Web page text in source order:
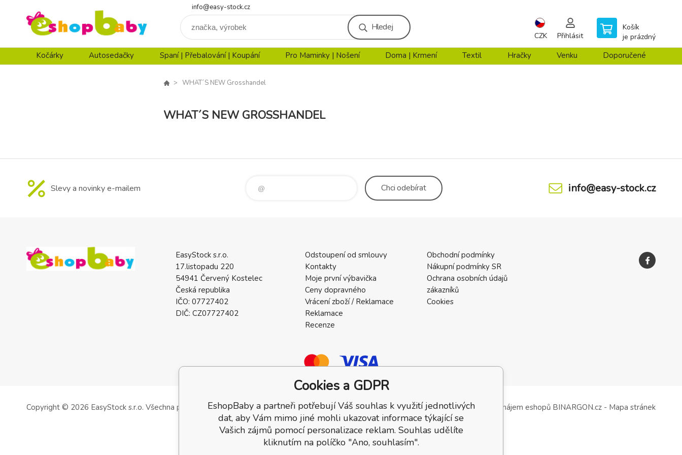
info@easy-stock.cz
Hledej
CZK Přihlásit
Košík
je prázdný
Kočárky Autosedačky Spaní | Přebalování | Koupání Pro Maminky | Nošení Doma | Krmení Textil Hračky Venku Doporučené
WHAT´S NEW Grosshandel
WHAT´S NEW GROSSHANDEL
Slevy a novinky e-mailem Chciodebírat info@easy-stock.cz
EasyStock s.r.o.
17.listopadu 220
54941 Červený Kostelec
Česká republika
IČO: 07727402
DIČ: CZ07727402
Odstoupení od smlouvy
Kontakty
Moje první výbavička
Ceny dopravného
Vrácení zboží / Reklamace
Reklamace
Recenze
Obchodní podmínky
Nákupní podmínky SR
Ochrana osobních údajů
zákazníků
Cookies
Copyright © 2026 EasyStock s.r.o. Všechna práva vyhrazena. Tvorba a pronájem eshopů BINARGON.cz - Mapa stránek
Cookies a GDPR
EshopBaby a partneři potřebují Váš souhlas k využití jednotlivých
dat, aby Vám mimo jiné mohli ukazovat informace týkající se
Vašich zájmů pomocí personalizace reklam. Souhlas udělíte
kliknutím na políčko "Ano, souhlasím".